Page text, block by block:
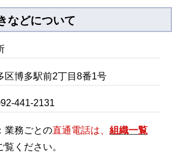
などについて
区博多駅前2丁目8番1号
441-2131
業務ごとの直通電話は、組織一覧
覧ください。